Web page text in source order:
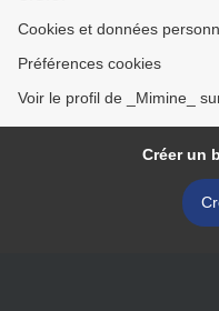
Cookies et données
Préférences cookies
Voir le profil de _Mimine_
Créer un